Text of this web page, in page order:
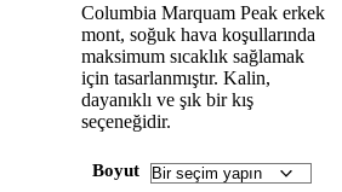
Columbia Marquam Peak erkek
mont, soğuk hava koşullarında
maksimum sıcaklık sağlamak
için tasarlanmıştır. Kalin,
dayanıklı ve şık bir kış
seçeneğidir.
Boyut